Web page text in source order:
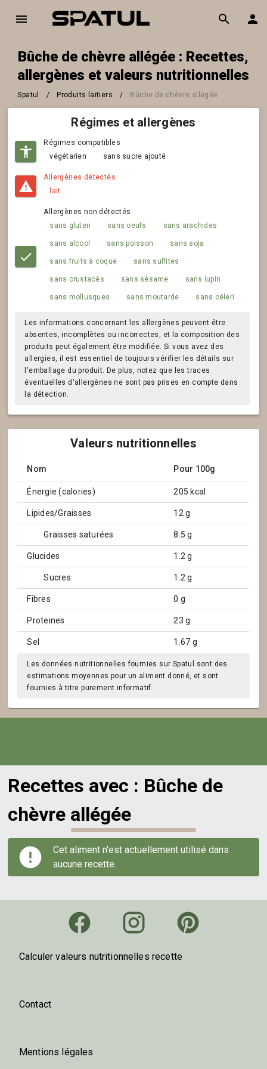
Bûche de chèvre allégée : Recettes,
allergènes et valeurs nutritionnelles
Spatul / Produits laitiers / Bûche de chèvre allégée
Régimes et allergènes
Régimes compatibles
végétarien
sans sucre ajouté
Allergènes détectés
lait
Allergènes non détectés
sans gluten
sans oeufs sans arachides
sans alcool sans poisson sans soja
sans fruits à coque sans sulfites
sans crustacés sans sésame sans lupin
sans mollusques sans moutarde sans céleri
Les informations concernant les allergènes peuvent être
absentes, incomplètes ou incorrectes, et la composition des
produits peut également être modifiée. Si vous avez des
allergies, il est essentiel de toujours vérifier les détails sur
l'emballage du produit. De plus, notez que les traces
éventuelles d'allergènes ne sont pas prises en compte dans
la détection.
Valeurs nutritionnelles
Nom Pour 100g
Énergie (calories) 205 kcal
Lipides/Graisses 12 g
Graisses saturées 8.5 g
Glucides 1.2 g
Sucres 1.2 g
Fibres 0 g
Proteines 23 g
Sel 1.67 g
Les données nutritionnelles fournies sur Spatul sont des
estimations moyennes pour un aliment donné, et sont
fournies à titre purement informatif.
Recettes avec : Bûche de
chèvre allégée
Cet aliment n'est actuellement utilisé dans
aucune recette.
Calculer valeurs nutritionnelles recette
Contact
Mentions légales